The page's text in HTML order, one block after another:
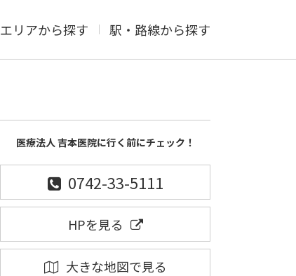
エリアから探す 駅・路線から探す
医療法人 吉本医院に行く前にチェック！
0742-33-5111
HPを見る
大きな地図で見る